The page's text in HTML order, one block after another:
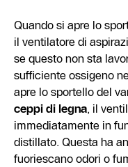
Quando si apre lo
il ventilatore di
se questo non sta
sufficiente ossigeno
apre lo sportello del
ceppi di legna, il
immediatamente in
distillato. Questa ha
fuoriescano odori o